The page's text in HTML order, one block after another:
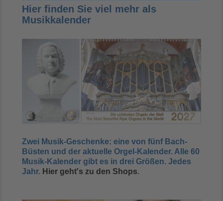
Hier finden Sie viel mehr als
Musikkalender
Zwei Musik-Geschenke: eine von fünf Bach-
Büsten und der aktuelle Orgel-Kalender. Alle 60
Musik-Kalender gibt es in drei Größen. Jedes
Jahr. Hier geht's zu den Shops.